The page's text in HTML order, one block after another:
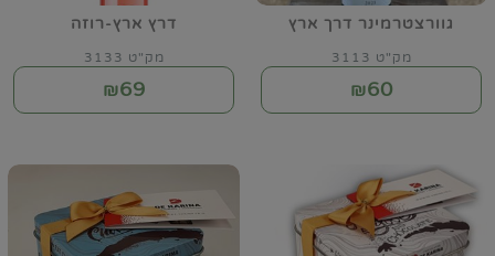
גוורצטרמינר דרך ארץ
מק"ט 3113
₪60
דרץ ארץ-רוזה
מק"ט 3133
₪69